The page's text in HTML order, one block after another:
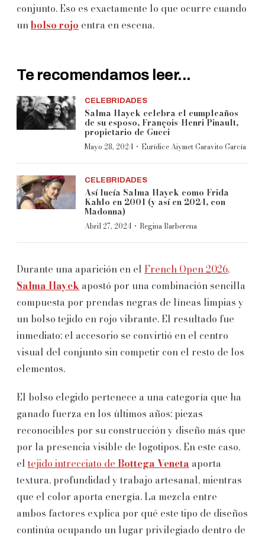
conjunto. Eso es exactamente lo que ocurre cuando
unbolso rojo entra en escena.
Te recomendamos leer...
CELEBRIDADES
Salma Hayek celebra el cumpleaños
de su esposo, François-Henri Pinault,
propietario de Gucci
Mayo 28, 2024 · Eurídice Aiymet Garavito García
CELEBRIDADES
Así lucía Salma Hayek como Frida
Kahlo en 2001 (y así en 2024, con
Madonna)
Abril 27, 2024 · Regina Barberena
Durante una aparición en el French Open 2026,
Salma Hayek apostó por una combinación sencilla
compuesta por prendas negras de líneas limpias y
un bolso tejido en rojo vibrante. El resultado fue
inmediato: el accesorio se convirtió en el centro
visual del conjunto sin competir con el resto de los
elementos.
El bolso elegido pertenece a una categoría que ha
ganado fuerza en los últimos años: piezas
reconocibles por su construcción y diseño más que
por la presencia visible de logotipos. En este caso,
el tejido intrecciato de Bottega Veneta aporta
textura, profundidad y trabajo artesanal, mientras
que el color aporta energía. La mezcla entre
ambos factores explica por qué este tipo de diseños
continúa ocupando un lugar privilegiado dentro de